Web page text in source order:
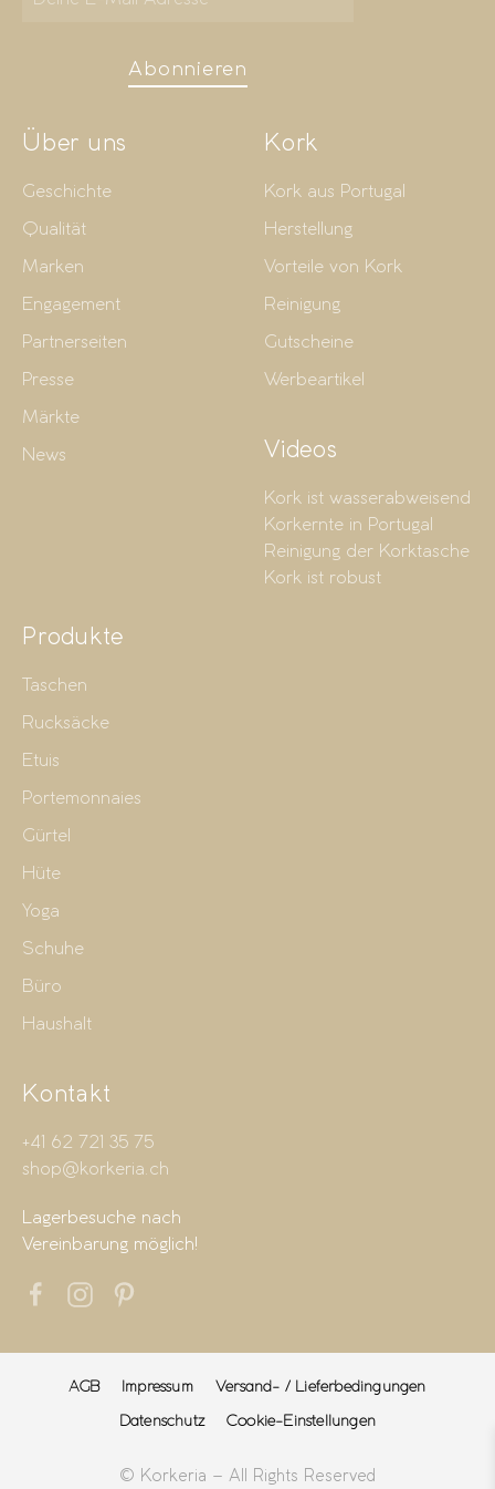
Abonnieren
Über uns
Geschichte
Qualität
Marken
Engagement
Partnerseiten
Presse
Märkte
News
Kork
Kork aus Portugal
Herstellung
Vorteile von Kork
Reinigung
Gutscheine
Werbeartikel
Videos
Kork ist wasserabweisend
Korkernte in Portugal
Reinigung der Korktasche
Kork ist robust
Produkte
Taschen
Rucksäcke
Etuis
Portemonnaies
Gürtel
Hüte
Yoga
Schuhe
Büro
Haushalt
Kontakt
+41 62 721 35 75
shop@korkeria.ch
Lagerbesuche nach
Vereinbarung möglich!
AGB Impressum
Versand- / Lieferbedingungen
Datenschutz
Cookie-Einstellungen
© Korkeria – All Rights Reserved